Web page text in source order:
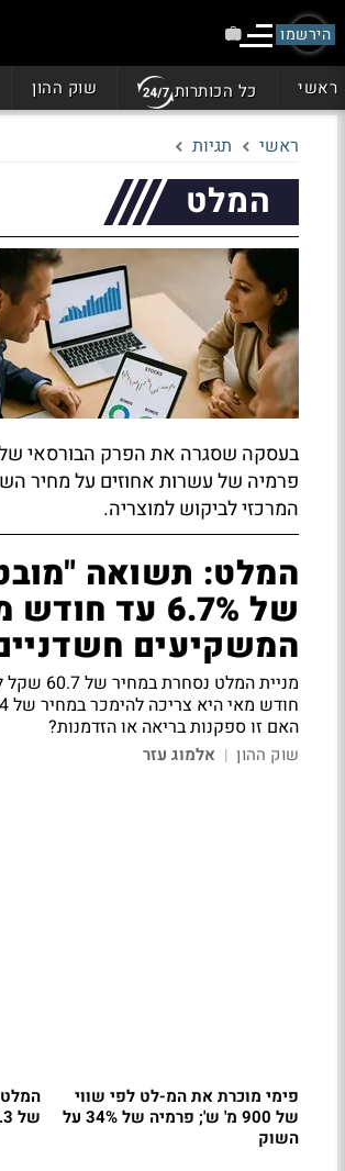
הירשמו
ראשי כל הכותרות שוק ההון
ראשי תגיות
המלט
פרמיה של עשרות אחוזים על מחיר
המרכזי לביקוש למוצריה.
המלט: תשואה
של 6.7% עד
המשקיעים
מניית המלט
האם זו ספקנות בריאה או הזדמנות?
שוק ההון | אלמוג עזר
פימי מוכרת את המ-לט לפי שווי
של 900 מ' ש'; פרמיה של 34% על
השוק
של 2.3 מיליון דולר ברבען השלישי